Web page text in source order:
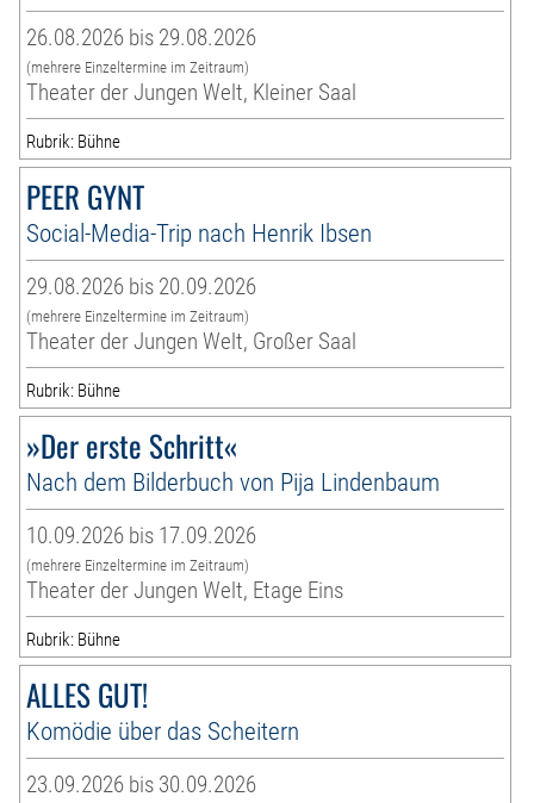
26.08.2026 bis 29.08.2026
(mehrere Einzeltermine im Zeitraum)
Theater der Jungen Welt, Kleiner Saal
Rubrik: Bühne
PEER GYNT
Social-Media-Trip nach Henrik Ibsen
29.08.2026 bis 20.09.2026
(mehrere Einzeltermine im Zeitraum)
Theater der Jungen Welt, Großer Saal
Rubrik: Bühne
»Der erste Schritt«
Nach dem Bilderbuch von Pija Lindenbaum
10.09.2026 bis 17.09.2026
(mehrere Einzeltermine im Zeitraum)
Theater der Jungen Welt, Etage Eins
Rubrik: Bühne
ALLES GUT!
Komödie über das Scheitern
23.09.2026 bis 30.09.2026